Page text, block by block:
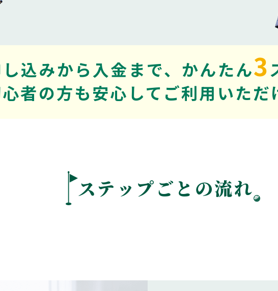
込みから入金まで、かんたん3
者の方も安心してご利用いただ
ステップごとの流れ